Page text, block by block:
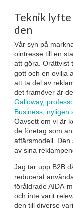
Teknik lyfte
den
Vår syn på
ointresse till en
att göra. Orättvist
gott och en ovilja
att ta del av
det framöver är
Galloway,
Business, nyligen
Oavsett om vi är
de företag som
affärsmodell.
av sina
Jag tar upp B2B
reducerat
föråldrade AIDA-
och inte varit
den till diverse